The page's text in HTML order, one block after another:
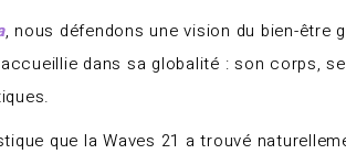
, nous défendons une vision du bien-être
dans sa globalité : son corps,
que la Waves 21 a trouvé